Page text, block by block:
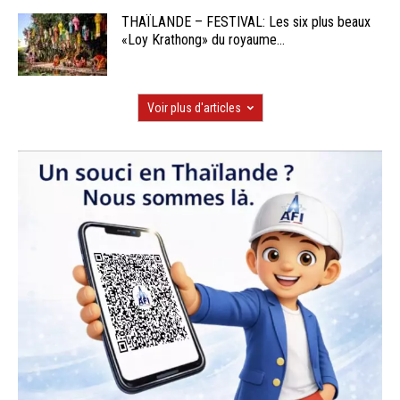
THAÏLANDE – FESTIVAL: Les six plus beaux
«Loy Krathong» du royaume...
Voir plus d'articles